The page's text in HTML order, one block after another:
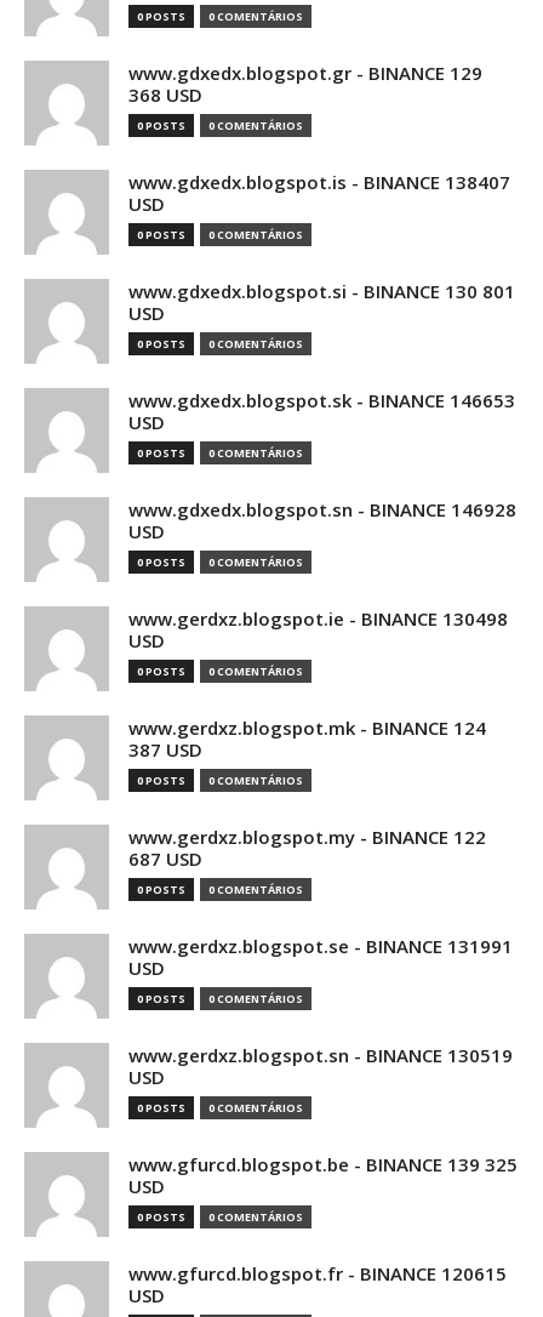
0 POSTS 0 COMENTÁRIOS
www.gdxedx.blogspot.gr - BINANCE 129
368 USD
0 POSTS 0 COMENTÁRIOS
www.gdxedx.blogspot.is - BINANCE 138407
USD
0 POSTS 0 COMENTÁRIOS
www.gdxedx.blogspot.si - BINANCE 130 801
USD
0 POSTS 0 COMENTÁRIOS
www.gdxedx.blogspot.sk - BINANCE 146653
USD
0 POSTS 0 COMENTÁRIOS
www.gdxedx.blogspot.sn - BINANCE 146928
USD
0 POSTS 0 COMENTÁRIOS
www.gerdxz.blogspot.ie - BINANCE 130498
USD
0 POSTS 0 COMENTÁRIOS
www.gerdxz.blogspot.mk - BINANCE 124
387 USD
0 POSTS 0 COMENTÁRIOS
www.gerdxz.blogspot.my - BINANCE 122
687 USD
0 POSTS 0 COMENTÁRIOS
www.gerdxz.blogspot.se - BINANCE 131991
USD
0 POSTS 0 COMENTÁRIOS
www.gerdxz.blogspot.sn - BINANCE 130519
USD
0 POSTS 0 COMENTÁRIOS
www.gfurcd.blogspot.be - BINANCE 139 325
USD
0 POSTS 0 COMENTÁRIOS
www.gfurcd.blogspot.fr - BINANCE 120615
USD